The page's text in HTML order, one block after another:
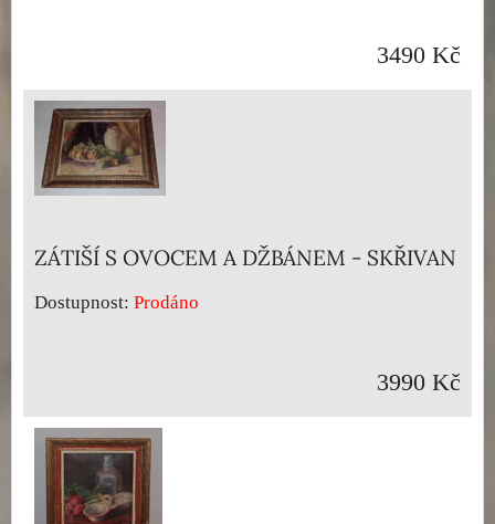
3490 Kč
ZÁTIŠÍ S OVOCEM A DŽBÁNEM - SKŘIVAN
Dostupnost: Prodáno
3990 Kč